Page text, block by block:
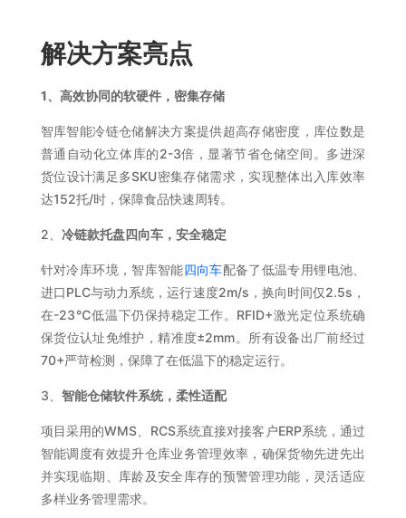
解决方案亮点
1、高效协同的软硬件，密集存储
智库智能冷链仓储解决方案提供超高存储密度，库位数是
普通自动化立体库的2-3倍，显著节省仓储空间。多进深
货位设计满足多SKU密集存储需求，实现整体出入库效率
达152托/时，保障食品快速周转。
2、 冷链款托盘四向车，安全稳定
针对冷库环境，智库智能四向车配备了低温专用锂电池、
进口PLC与动力系统，运行速度2m/s，换向时间仅2.5s，
在-23℃低温下仍保持稳定工作。RFID+激光定位系统确
保货位认址免维护，精准度±2mm。所有设备出厂前经过
70+严苛检测，保障了在低温下的稳定运行。
3、 智能仓储软件系统，柔性适配
项目采用的WMS、RCS系统直接对接客户ERP系统，通过
智能调度有效提升仓库业务管理效率，确保货物先进先出
并实现临期、库龄及安全库存的预警管理功能，灵活适应
多样业务管理需求。